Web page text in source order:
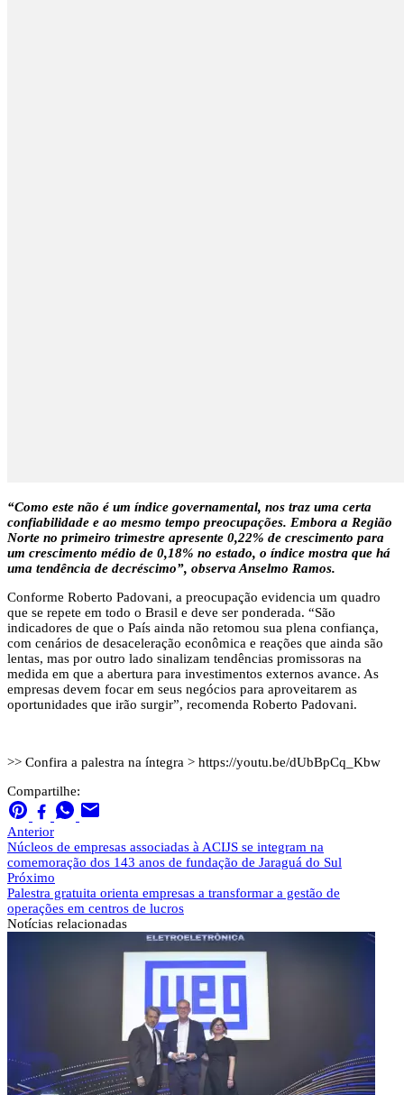
“Como este não é um índice governamental, nos traz uma certa
confiabilidade e ao mesmo tempo preocupações. Embora a Região
Norte no primeiro trimestre apresente 0,22% de crescimento para
um crescimento médio de 0,18% no estado, o índice mostra que há
uma tendência de decréscimo”, observa Anselmo Ramos.
Conforme Roberto Padovani, a preocupação evidencia um quadro
que se repete em todo o Brasil e deve ser ponderada. “São
indicadores de que o País ainda não retomou sua plena confiança,
com cenários de desaceleração econômica e reações que ainda são
lentas, mas por outro lado sinalizam tendências promissoras na
medida em que a abertura para investimentos externos avance. As
empresas devem focar em seus negócios para aproveitarem as
oportunidades que irão surgir”, recomenda Roberto Padovani.
>> Confira a palestra na íntegra > https://youtu.be/dUbBpCq_Kbw
Compartilhe:
Anterior
Núcleos de empresas associadas à ACIJS se integram na
comemoração dos 143 anos de fundação de Jaraguá do Sul
Próximo
Palestra gratuita orienta empresas a transformar a gestão de
operações em centros de lucros
Notícias relacionadas